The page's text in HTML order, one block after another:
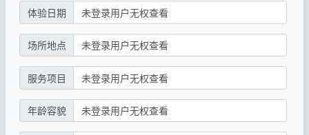
体验日期 未登录用户无权查看
场所地点 未登录用户无权查看
服务项目 未登录用户无权查看
年龄容貌 未登录用户无权查看